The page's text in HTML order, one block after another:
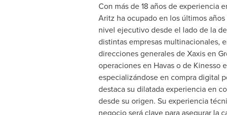
Con más de 18 años de experiencia
Aritz ha ocupado en los últimos
nivel ejecutivo desde el lado de la
distintas empresas multinacionales,
direcciones generales de Xaxis en
operaciones en Havas o de Kinesso
especializándose en compra digital
destaca su dilatada experiencia en
desde su origen. Su experiencia